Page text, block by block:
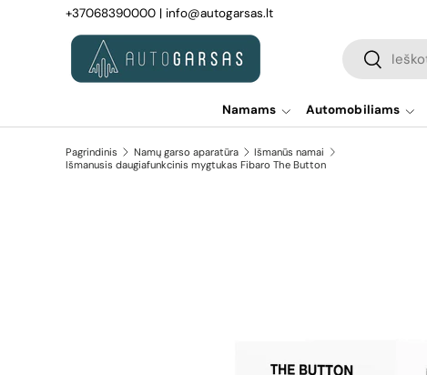
Pereiti prie turinio
+37068390000 | info@autogarsas.lt
Paieška
Paieška
Namams Automobiliams
Pagrindinis Namų garso aparatūra
Išmanūs namai
Išmanusis daugiafunkcinis mygtukas Fibaro The Button